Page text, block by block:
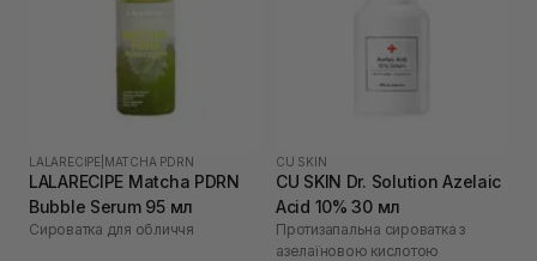
LALARECIPE MATCHA PDRN
LALARECIPE Matcha PDRN
Bubble Serum 95 мл
Сироватка для обличчя
CU SKIN
CU SKIN Dr. Solution Azelaic
Acid 10% 30 мл
Протизапальна сироватка з
азелаїновою кислотою